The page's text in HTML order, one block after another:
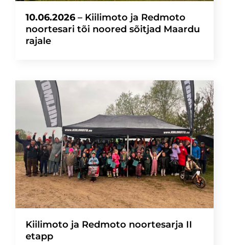
10.06.2026 – Kiilimoto ja Redmoto
noortesari tõi noored sõitjad Maardu
rajale
Kiilimoto ja Redmoto noortesarja II
etapp